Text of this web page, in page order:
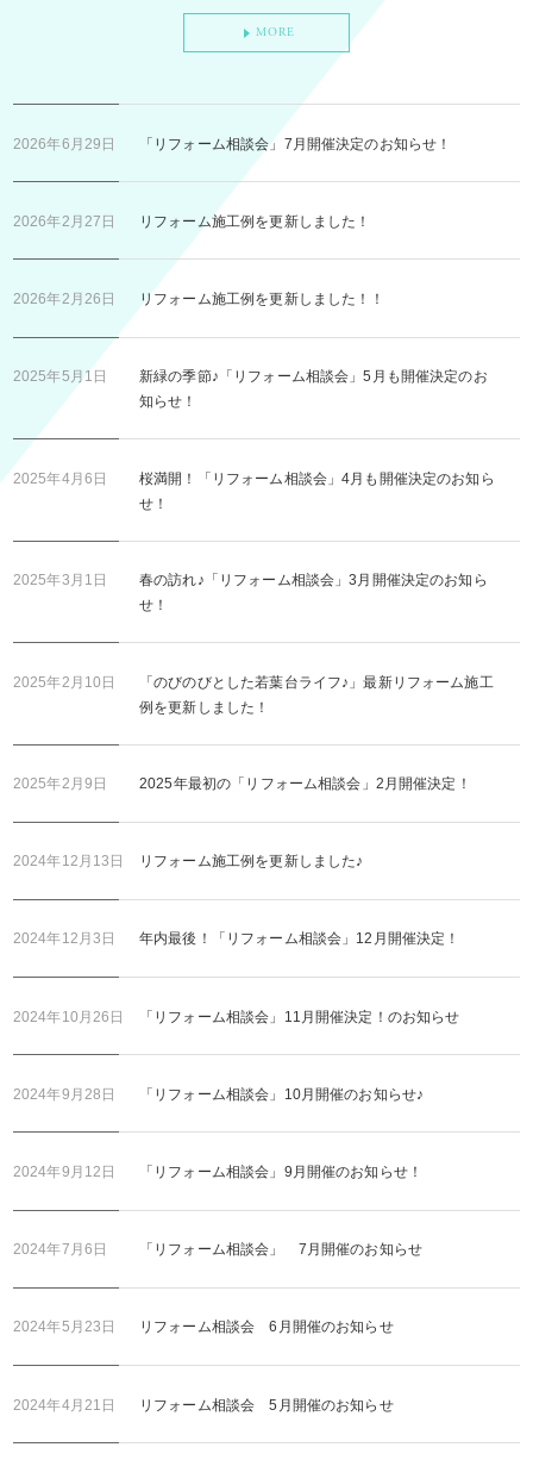
MORE
2026年6月29日 「リフォーム相談会」7月開催決定のお知らせ！
2026年2月27日 リフォーム施工例を更新しました！
2026年2月26日 リフォーム施工例を更新しました！！
2025年5月1日
新緑の季節♪「リフォーム相談会」5月も開催決定のお
知らせ！
2025年4月6日
桜満開！「リフォーム相談会」4月も開催決定のお知ら
せ！
2025年3月1日
春の訪れ♪「リフォーム相談会」3月開催決定のお知ら
せ！
2025年2月10日
「のびのびとした若葉台ライフ♪」最新リフォーム施工
例を更新しました！
2025年2月9日 2025年最初の「リフォーム相談会」2月開催決定！
2024年12月13日 リフォーム施工例を更新しました♪
2024年12月3日 年内最後！「リフォーム相談会」12月開催決定！
2024年10月26日 「リフォーム相談会」11月開催決定！のお知らせ
2024年9月28日 「リフォーム相談会」10月開催のお知らせ♪
2024年9月12日 「リフォーム相談会」9月開催のお知らせ！
2024年7月6日 「リフォーム相談会」 7月開催のお知らせ
2024年5月23日 リフォーム相談会 6月開催のお知らせ
2024年4月21日 リフォーム相談会 5月開催のお知らせ